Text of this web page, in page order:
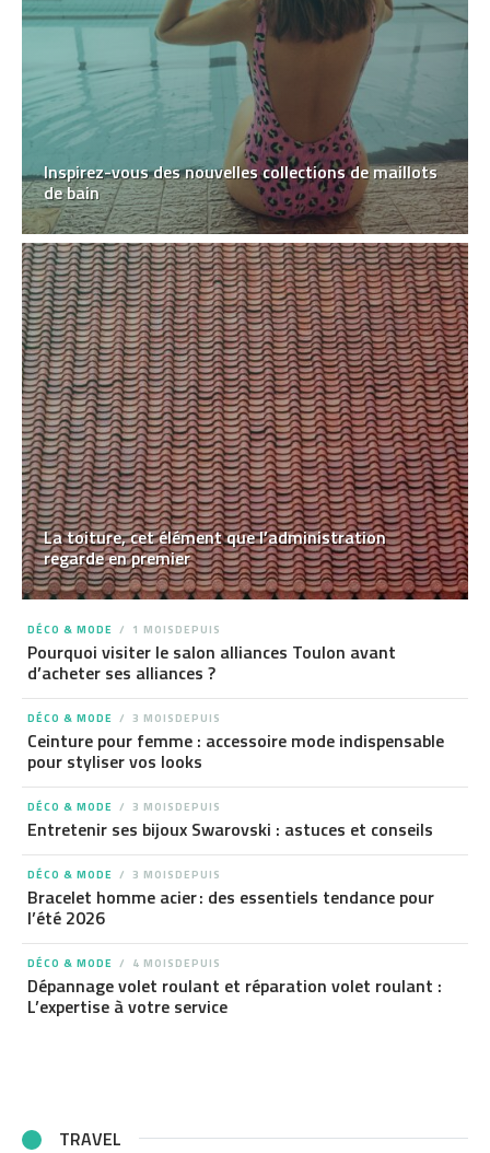
Inspirez-vous des nouvelles collections de maillots
de bain
La toiture, cet élément que l’administration
regarde en premier
DÉCO & MODE 1 MOISDEPUIS
Pourquoi visiter le salon alliances Toulon avant
d’acheter ses alliances ?
DÉCO & MODE 3 MOISDEPUIS
Ceinture pour femme : accessoire mode indispensable
pour styliser vos looks
DÉCO & MODE 3 MOISDEPUIS
Entretenir ses bijoux Swarovski : astuces et conseils
DÉCO & MODE 3 MOISDEPUIS
Bracelet homme acier : des essentiels tendance pour
l’été 2026
DÉCO & MODE 4 MOISDEPUIS
Dépannage volet roulant et réparation volet roulant :
L’expertise à votre service
TRAVEL